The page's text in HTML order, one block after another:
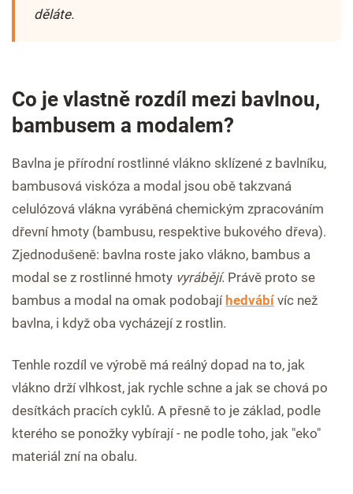
děláte.
Co je vlastně rozdíl mezi bavlnou,
bambusem a modalem?
Bavlna je přírodní rostlinné vlákno sklízené z bavlníku,
bambusová viskóza a modal jsou obě takzvaná
celulózová vlákna vyráběná chemickým zpracováním
dřevní hmoty (bambusu, respektive bukového dřeva).
Zjednodušeně: bavlna roste jako vlákno, bambus a
modal se z rostlinné hmoty vyrábějí. Právě proto se
bambus a modal na omak podobajíhedvábí víc než
bavlna, i když oba vycházejí z rostlin.
Tenhle rozdíl ve výrobě má reálný dopad na to, jak
vlákno drží vlhkost, jak rychle schne a jak se chová po
desítkách pracích cyklů. A přesně to je základ, podle
kterého se ponožky vybírají - ne podle toho, jak "eko"
materiál zní na obalu.